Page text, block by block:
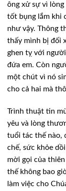
ông xử sự vì
tốt bụng lắm khi
như vậy. Thông
thấy mình bị đối
ghen tỵ với
đứa em. Còn
một chút vì nó
cho cả hai mà
Trình thuật tin
yêu và lòng
tuổi tác thế nào,
chế, sức khỏe
mời gọi của
thế không bao
làm việc cho